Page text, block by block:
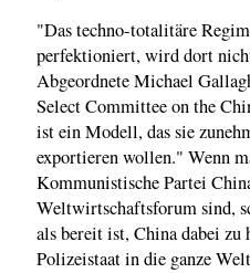
"Das techno-totalitäre
perfektioniert, wird dort
Abgeordnete Michael
Select Committee on the
ist ein Modell, das sie
exportieren wollen." Wenn
Kommunistische Partei
Weltwirtschaftsforum sind,
als bereit ist, China dabei zu
Polizeistaat in die ganze